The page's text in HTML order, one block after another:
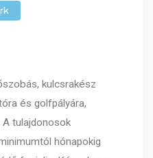
kulcsrakész
és golfpályára,
tulajdonosok
hónapokig